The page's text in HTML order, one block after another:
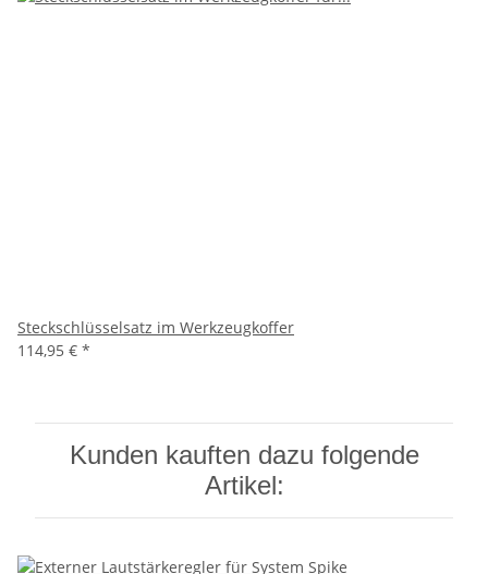
Steckschlüsselsatz im Werkzeugkoffer
114,95 € *
Kunden kauften dazu folgende
Artikel: